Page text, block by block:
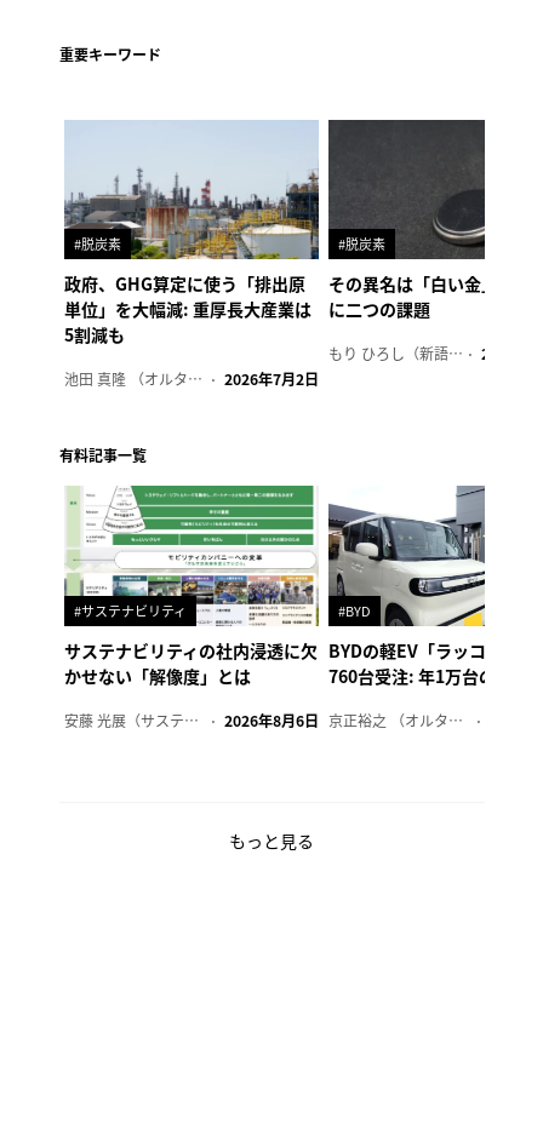
重要キーワード
#脱炭素
政府、GHG算定に使う「排出原
単位」を大幅減: 重厚長大産業は
5割減も
池田 真隆 （オルタナ輪番編集長） 2026年7月2日
#脱炭素
その異名は「白い金」、リ
に二つの課題
もり ひろし（新語ウォッチャー） 2023年7
有料記事一覧
#サステナビリティ
サステナビリティの社内浸透に欠
かせない「解像度」とは
安藤 光展（サステナビリティ・コンサルタント） 2026年8月6日
#BYD
BYDの軽EV「ラッコ」、1
760台受注: 年1万台の販売
京正裕之 （オルタナ副編集長）
もっと見る